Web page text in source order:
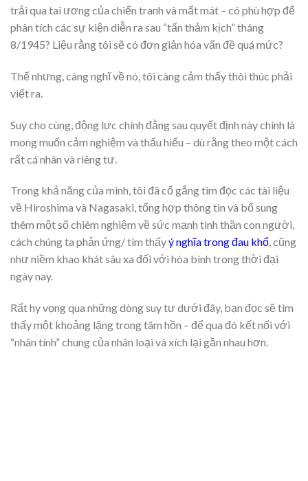
trải qua tai ương của chiến tranh và mất mát – có phù hợp để
phân tích các sự kiện diễn ra sau “tấn thảm kịch” tháng
8/1945? Liệu rằng tôi sẽ có đơn giản hóa vấn đề quá mức?
Thế nhưng, càng nghĩ về nó, tôi càng cảm thấy thôi thúc phải
viết ra.
Suy cho cùng, động lực chính đằng sau quyết định này chính là
mong muốn cảm nghiệm và thấu hiểu – dù rằng theo một cách
rất cá nhân và riêng tư.
Trong khả năng của mình, tôi đã cố gắng tìm đọc các tài liệu
về Hiroshima và Nagasaki, tổng hợp thông tin và bổ sung
thêm một số chiêm nghiệm về sức mạnh tinh thần con người,
cách chúng ta phản ứng/ tìm thấyý nghĩa trong đau khổ, cũng
như niềm khao khát sâu xa đối với hòa bình trong thời đại
ngày nay.
Rất hy vọng qua những dòng suy tư dưới đây, bạn đọc sẽ tìm
thấy một khoảng lặng trong tâm hồn – để qua đó kết nối với
“nhân tính” chung của nhân loại và xích lại gần nhau hơn.